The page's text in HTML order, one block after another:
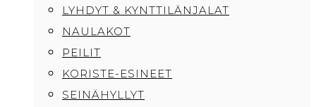
LYHDYT & KYNTTILÄNJALAT
NAULAKOT
PEILIT
KORISTE-ESINEET
SEINÄHYLLYT